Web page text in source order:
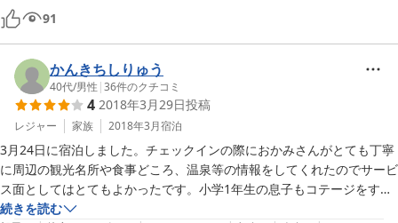
ら就寝しました。
本当に久ぶりに味わう最高にいい眠りでした。
91
かんきちしりゅう
40代/男性 |36件のクチコミ
4 2018年3月29日投稿
レジャー 家族 2018年3月宿泊
3月24日に宿泊しました。チェックインの際におかみさんがとても丁寧
に周辺の観光名所や食事どころ、温泉等の情報をしてくれたのでサービ
ス面としてはとてもよかったです。小学1年生の息子もコテージをすご
く気に入って、コテージから数十メートル先には海があるため夜に海の
続きを読む